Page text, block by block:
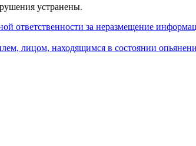
устранены.
ответственности за неразмещение
лицом, находящимся в состоянии